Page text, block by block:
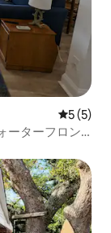
レビュー
5 (5)
ーターフロン